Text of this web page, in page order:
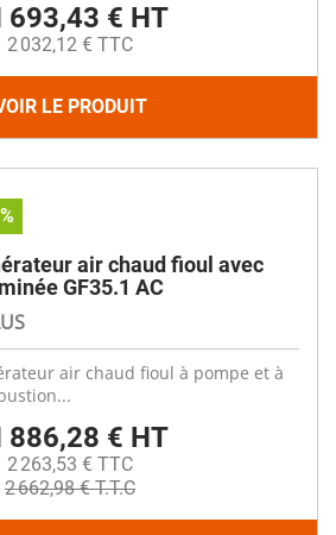
693,43 € HT
2 032,12 € TTC
LE PRODUIT
air chaud fioul avec
GF35.1 AC
air chaud fioul à pompe et à
886,28 € HT
2 263,53 € TTC
2 662,98 € T.T.C